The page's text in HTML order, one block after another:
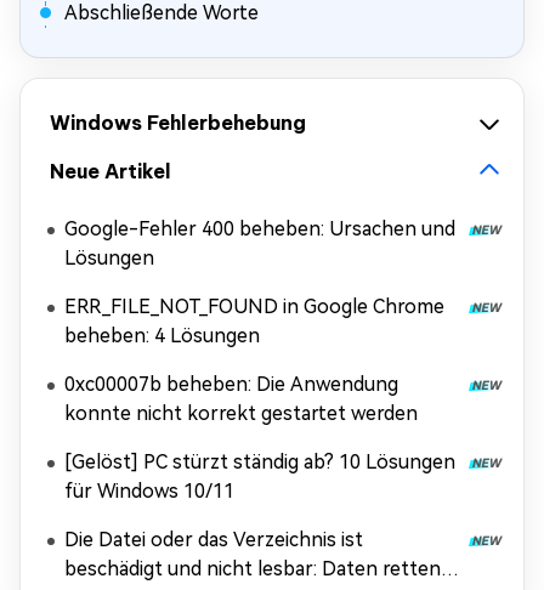
Abschließende Worte
Windows Fehlerbehebung
Neue Artikel
Google-Fehler 400 beheben: Ursachen und
Lösungen
ERR_FILE_NOT_FOUND in Google Chrome
beheben: 4 Lösungen
0xc00007b beheben: Die Anwendung
konnte nicht korrekt gestartet werden
[Gelöst] PC stürzt ständig ab? 10 Lösungen
für Windows 10/11
Die Datei oder das Verzeichnis ist
beschädigt und nicht lesbar: Daten retten &